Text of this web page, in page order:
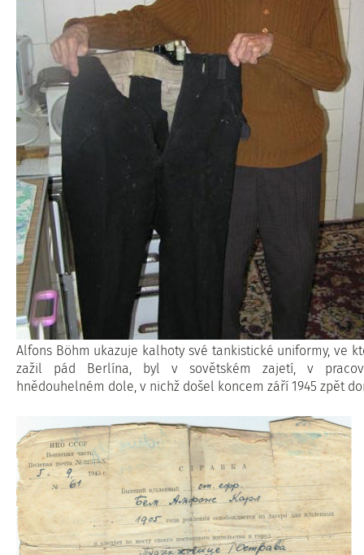
Alfons Böhm ukazuje kalhoty své tankistické uniformy, ve
zažil pád Berlína, byl v sovětském zajetí, v
hnědouhelném dole, v nichž došel koncem září 1945 zpět